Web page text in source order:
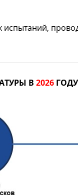
испытаний,
В 2026